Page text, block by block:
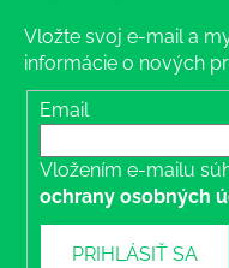
Vložte svoj e-mail a
informácie o nových
Email
Vložením e-mailu
ochrany osobných
PRIHLÁSIŤ SA